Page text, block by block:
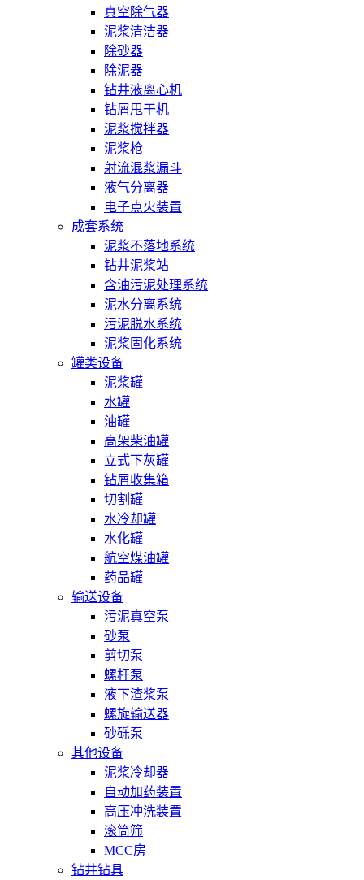
真空除气器
泥浆清洁器
除砂器
除泥器
钻井液离心机
钻屑甩干机
泥浆搅拌器
泥浆枪
射流混浆漏斗
液气分离器
电子点火装置
成套系统
泥浆不落地系统
钻井泥浆站
含油污泥处理系统
泥水分离系统
污泥脱水系统
泥浆固化系统
罐类设备
泥浆罐
水罐
油罐
高架柴油罐
立式下灰罐
钻屑收集箱
切割罐
水冷却罐
水化罐
航空煤油罐
药品罐
输送设备
污泥真空泵
砂泵
剪切泵
螺杆泵
液下渣浆泵
螺旋输送器
砂砾泵
其他设备
泥浆冷却器
自动加药装置
高压冲洗装置
滚筒筛
MCC房
钻井钻具